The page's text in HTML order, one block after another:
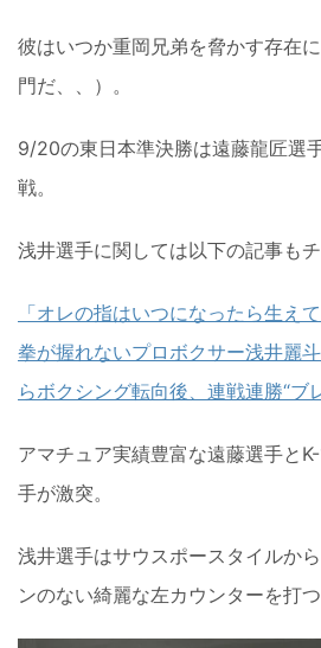
彼はいつか重岡兄弟を脅かす存在
門だ、、）。
9/20の東日本準決勝は遠藤龍匠選
戦。
浅井選手に関しては以下の記事も
「オレの指はいつになったら生え
拳が握れないプロボクサー浅井麗
らボクシング転向後、連戦連勝“ブ
アマチュア実績豊富な遠藤選手と
手が激突。
浅井選手はサウスポースタイルか
ンのない綺麗な左カウンターを打つ